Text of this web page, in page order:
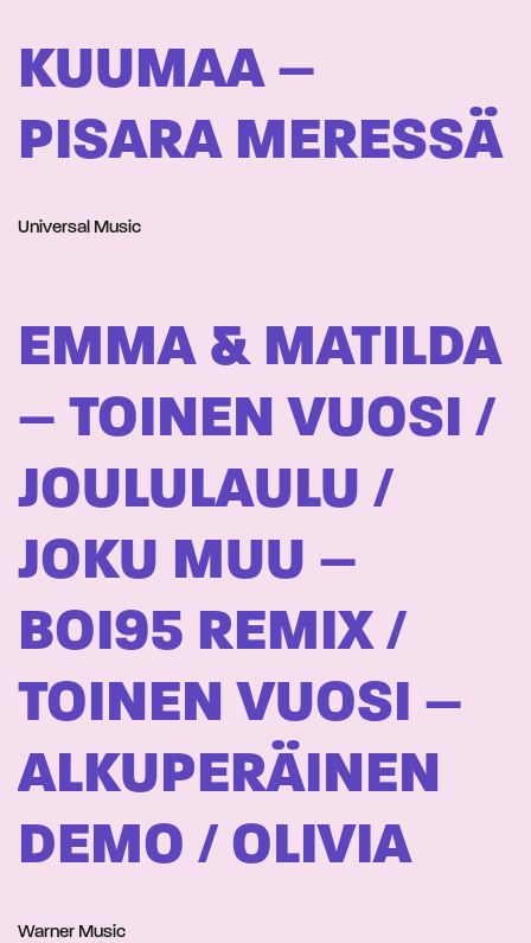
KUUMAA –
PISARA MERESSÄ
Universal Music
EMMA & MATILDA
– TOINEN VUOSI /
JOULULAULU /
JOKU MUU –
BOI95 REMIX /
TOINEN VUOSI –
ALKUPERÄINEN
DEMO / OLIVIA
Warner Music